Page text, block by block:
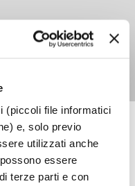
(piccoli file informatici
e, solo previo
utilizzati anche
essere
terze parti e con